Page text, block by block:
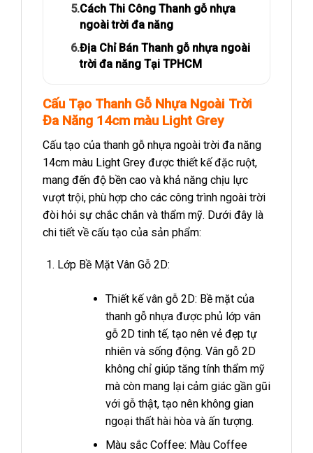
5.Cách Thi Công Thanh gỗ nhựa
ngoài trời đa năng
6.Địa Chỉ Bán Thanh gỗ nhựa ngoài
trời đa năng Tại TPHCM
Cấu Tạo Thanh Gỗ Nhựa Ngoài Trời
Đa Năng 14cm màu Light Grey
Cấu tạo của thanh gỗ nhựa ngoài trời đa năng
14cm màu Light Grey được thiết kế đặc ruột,
mang đến độ bền cao và khả năng chịu lực
vượt trội, phù hợp cho các công trình ngoài trời
đòi hỏi sự chắc chắn và thẩm mỹ. Dưới đây là
chi tiết về cấu tạo của sản phẩm:
Lớp Bề Mặt Vân Gỗ 2D:
Thiết kế vân gỗ 2D: Bề mặt của
thanh gỗ nhựa được phủ lớp vân
gỗ 2D tinh tế, tạo nên vẻ đẹp tự
nhiên và sống động. Vân gỗ 2D
không chỉ giúp tăng tính thẩm mỹ
mà còn mang lại cảm giác gần gũi
với gỗ thật, tạo nên không gian
ngoại thất hài hòa và ấn tượng.
Màu sắc Coffee: Màu Coffee